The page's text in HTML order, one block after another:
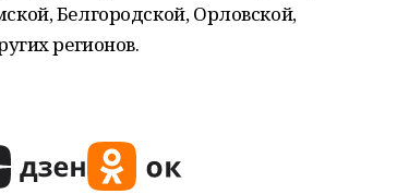
Белгородской, Орловской,
регионов.